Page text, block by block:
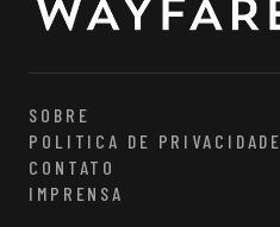
SOBRE
POLITICA DE PRIVACIDADE
CONTATO
IMPRENSA